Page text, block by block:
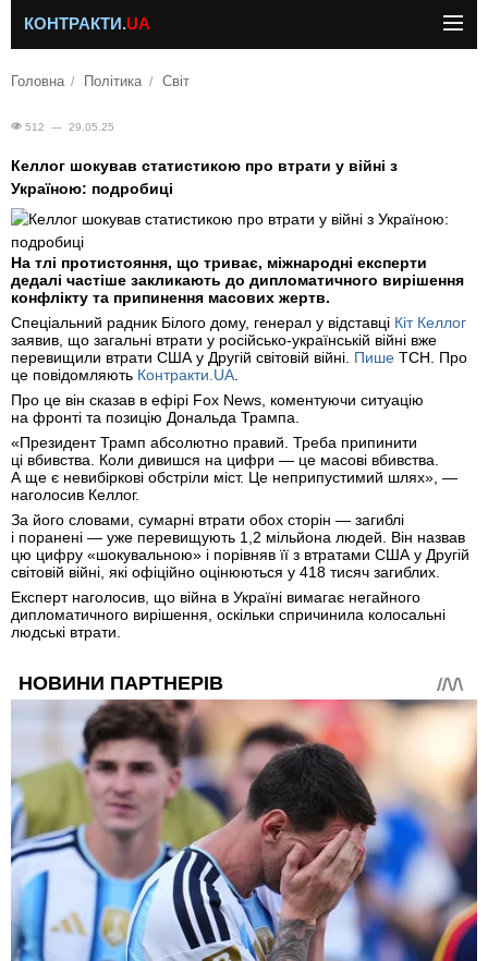
КОНТРАКТИ.UA
Головна Політика Світ
512 — 29.05.25
Келлог шокував статистикою про втрати у війні з
Україною: подробиці
На тлі протистояння, що триває, міжнародні експерти
дедалі частіше закликають до дипломатичного вирішення
конфлікту та припинення масових жертв.
Спеціальний радник Білого дому, генерал у відставці Кіт Келлог
заявив, що загальні втрати у російсько-українській війні вже
перевищили втрати США у Другій світовій війні. Пише ТСН. Про
це повідомляють Контракти.UA
Про це він сказав в ефірі Fox News, коментуючи ситуацію
на фронті та позицію Дональда Трампа.
«Президент Трамп абсолютно правий. Треба припинити
ці вбивства. Коли дивишся на цифри — це масові вбивства.
А ще є невибіркові обстріли міст. Це неприпустимий шлях», —
наголосив Келлог.
За його словами, сумарні втрати обох сторін — загиблі
і поранені — уже перевищують 1,2 мільйона людей. Він назвав
цю цифру «шокувальною» і порівняв її з втратами США у Другій
світовій війні, які офіційно оцінюються у 418 тисяч загиблих.
Експерт наголосив, що війна в Україні вимагає негайного
дипломатичного вирішення, оскільки спричинила колосальні
людські втрати.